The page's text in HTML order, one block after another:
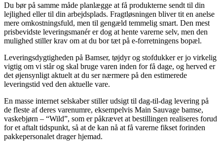
Du bør på samme måde planlægge at få produkterne sendt til din
lejlighed eller til din arbejdsplads. Fragtløsningen bliver tit en anelse
mere omkostningsfuld, men til gengæld temmelig smart. Den mest
prisbevidste leveringsmanér er dog at hente varerne selv, men den
mulighed stiller krav om at du bor tæt på e-forretningens bopæl.
Leveringsdygtigheden på Bamser, tøjdyr og stofdukker er jo virkelig
vigtig om vi står og skal bruge varen inden for få dage, og herved er
det øjensynligt aktuelt at du ser nærmere på den estimerede
leveringstid ved den aktuelle vare.
En masse internet selskaber stiller udsigt til dag-til-dag levering på
de fleste af deres varenumre, eksempelvis Main Sauvage bamse,
vaskebjørn – “Wild”, som er påkrævet at bestillingen realiseres forud
for et aftalt tidspunkt, så at de kan nå at få varerne fikset forinden
pakkepersonalet drager hjemad.